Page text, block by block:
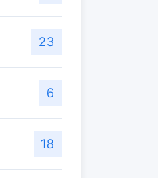
23
6
18